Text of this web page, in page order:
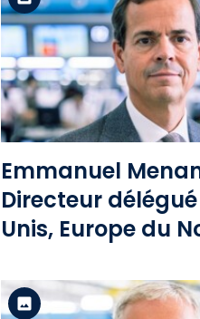
Voir le fichier
Version
Emmanuel
Directeur
Unis, Europe du
VINCI Airports